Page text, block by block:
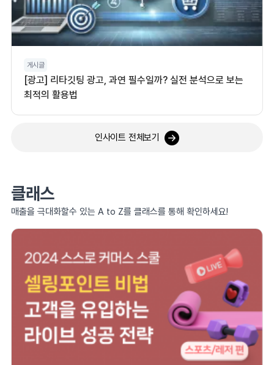
게시글
[광고] 리타깃팅 광고, 과연 필수일까? 실전 분석으로 보는
최적의 활용법
인사이트 전체보기
클래스
매출을 극대화할수 있는 A to Z를 클래스를 통해 확인하세요!